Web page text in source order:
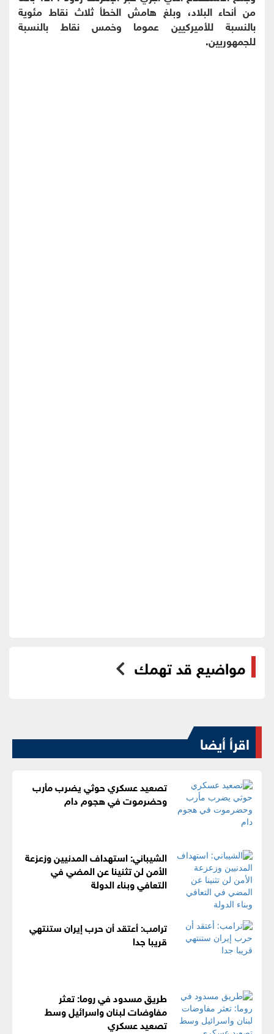
من أنحاء البلاد، وبلغ هامش الخطأ ثلاث نقاط مئوية
بالنسبة للأميركيين عموما وخمس نقاط بالنسبة
للجمهوريين.
مواضيع قد تهمك
اقرأ أيضا
تصعيد عسكري حوثي يضرب مأرب
وحضرموت في هجوم دام
الشيباني: استهداف المدنيين وزعزعة
الأمن لن تثنينا عن المضي في
التعافي وبناء الدولة
ترامب: أعتقد أن حرب إيران ستنتهي
قريبا جدا
طريق مسدود في روما: تعثر
مفاوضات لبنان واسرائيل وسط
تصعيد عسكري